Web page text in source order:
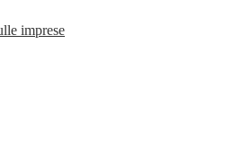
imprese